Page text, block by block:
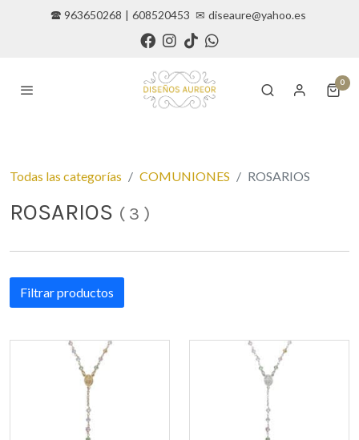
🕿 963650268 | 608520453 ✉ diseaure@yahoo.es
0
Todas las categorías COMUNIONES ROSARIOS
ROSARIOS ( 3 )
Filtrar productos